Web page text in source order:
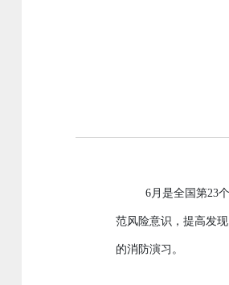
6 月是全国第23
范风险意识 ，提高发现
的消防演习 。